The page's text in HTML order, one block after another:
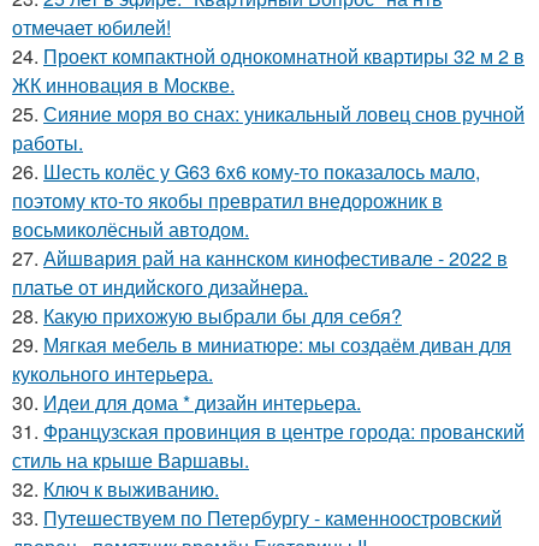
отмечает юбилей!
24. Проект компактной однокомнатной квартиры 32 м 2 в
ЖК инновация в Москве.
25. Сияние моря во снах: уникальный ловец снов ручной
работы.
26. Шесть колёс у G63 6x6 кому-то показалось мало,
поэтому кто-то якобы превратил внедорожник в
восьмиколёсный автодом.
27. Айшвария рай на каннском кинофестивале - 2022 в
платье от индийского дизайнера.
28. Какую прихожую выбрали бы для себя?
29. Мягкая мебель в миниатюре: мы создаём диван для
кукольного интерьера.
30. Идеи для дома * дизайн интерьера.
31. Французская провинция в центре города: прованский
стиль на крыше Варшавы.
32. Ключ к выживанию.
33. Путешествуем по Петербургу - каменноостровский